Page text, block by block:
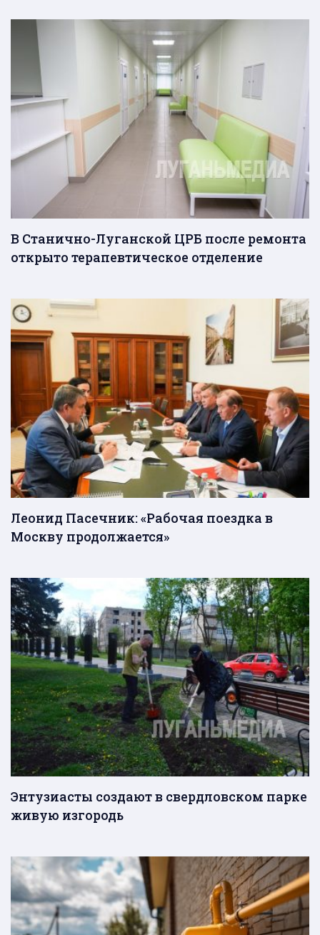
В Станично-Луганской ЦРБ после ремонта
открыто терапевтическое отделение
Леонид Пасечник: «Рабочая поездка в
Москву продолжается»
Энтузиасты создают в свердловском парке
живую изгородь